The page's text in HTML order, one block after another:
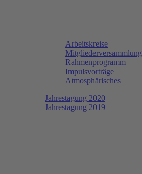
Arbeitskreise
Mitgliederversammlung
Rahmenprogramm
Impulsvorträge
Atmosphärisches
Jahrestagung 2020
Jahrestagung 2019